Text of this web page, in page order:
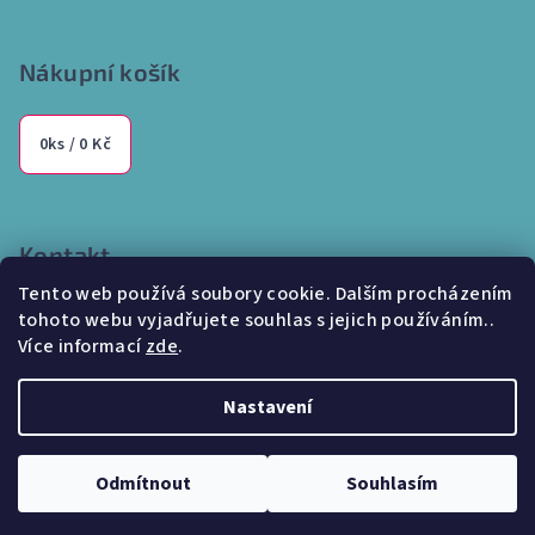
Tento web používá soubory cookie. Dalším procházením
tohoto webu vyjadřujete souhlas s jejich používáním..
Více informacízde.
Nastavení
Odmítnout Souhlasím
Nákupní košík
0ks / 0 Kč
Kontakt
info @internetparfem.cz
603 100 829
Internetparfem.cz
Vytvořil Shoptet